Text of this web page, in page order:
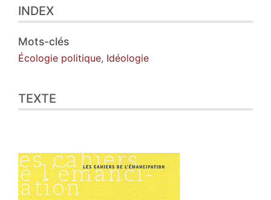
Texte
Illustrations
Citer cet article
Auteur
INDEX
Mots-clés
Écologie politique, Idéologie
TEXTE